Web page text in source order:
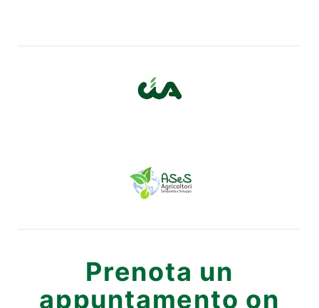
Prenota un
appuntamento on